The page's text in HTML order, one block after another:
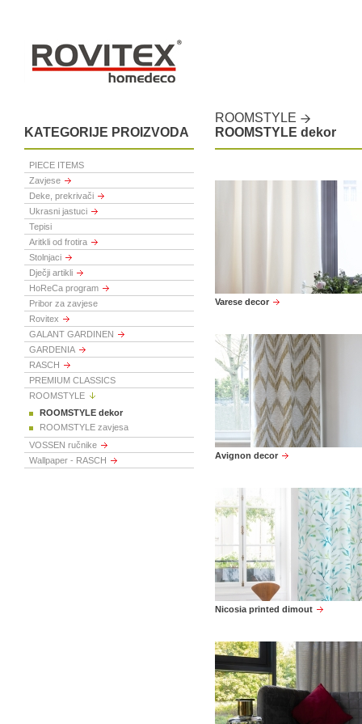
KATEGORIJE PROIZVODA
PIECE ITEMS
Zavjese
Deke, prekrivači
Ukrasni jastuci
Tepisi
Aritkli od frotira
Stolnjaci
Dječji artikli
HoReCa program
Pribor za zavjese
Rovitex
GALANT GARDINEN
GARDENIA
RASCH
PREMIUM CLASSICS
ROOMSTYLE
ROOMSTYLE dekor
ROOMSTYLE zavjesa
VOSSEN ručnike
Wallpaper - RASCH
ROOMSTYLE
ROOMSTYLE dekor
Varese decor
Avignon decor
Nicosia printed dimout